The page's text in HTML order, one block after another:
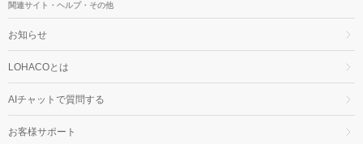
関連サイト・ヘルプ・その他
お知らせ
LOHACOとは
AIチャットで質問する
お客様サポート